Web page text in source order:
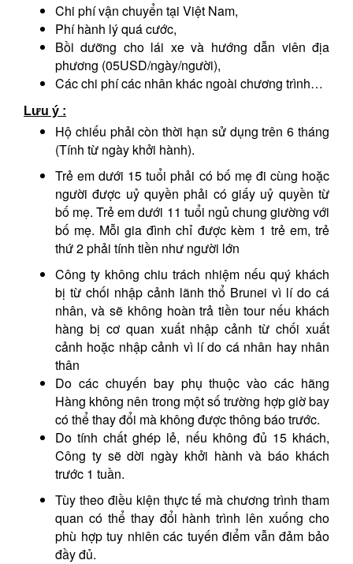
Chi phí vận chuyển tại Việt Nam,
Phí hành lý quá cước,
Bồi dưỡng cho lái xe và hướng dẫn viên địa
phương (05USD/ngày/người),
Các chi phí các nhân khác ngoài chương trình…
Lưu ý :
Hộ chiếu phải còn thời hạn sử dụng trên 6 tháng
(Tính từ ngày khởi hành).
Trẻ em dưới 15 tuổi phải có bố mẹ đi cùng hoặc
người được uỷ quyền phải có giấy uỷ quyền từ
bố mẹ. Trẻ em dưới 11 tuổi ngủ chung giường với
bố mẹ. Mỗi gia đình chỉ được kèm 1 trẻ em, trẻ
thứ 2 phải tính tiền như người lớn
Công ty không chiu trách nhiệm nếu quý khách
bị từ chối nhập cảnh lãnh thổ Brunei vì lí do cá
nhân, và sẽ không hoàn trả tiền tour nếu khách
hàng bị cơ quan xuất nhập cảnh từ chối xuất
cảnh hoặc nhập cảnh vì lí do cá nhân hay nhân
thân
Do các chuyến bay phụ thuộc vào các hãng
Hàng không nên trong một số trường hợp giờ bay
có thể thay đổi mà không được thông báo trước.
Do tính chất ghép lẻ, nếu không đủ 15 khách,
Công ty sẽ dời ngày khởi hành và báo khách
trước 1 tuần.
Tùy theo điều kiện thực tế mà chương trình tham
quan có thể thay đổi hành trình lên xuống cho
phù hợp tuy nhiên các tuyến điểm vẫn đảm bảo
đầy đủ.